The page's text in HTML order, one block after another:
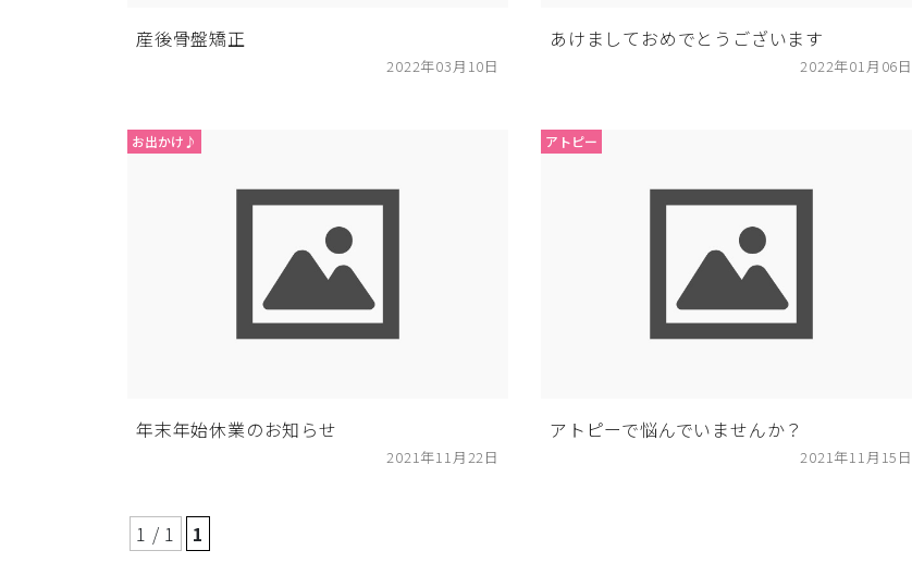
産後骨盤矯正
2022年03月10日
あけましておめでとうございます
2022年01月06日
お出かけ♪
年末年始休業のお知らせ
2021年11月22日
アトピー
アトピーで悩んでいませんか？
2021年11月15日
1 / 1 1